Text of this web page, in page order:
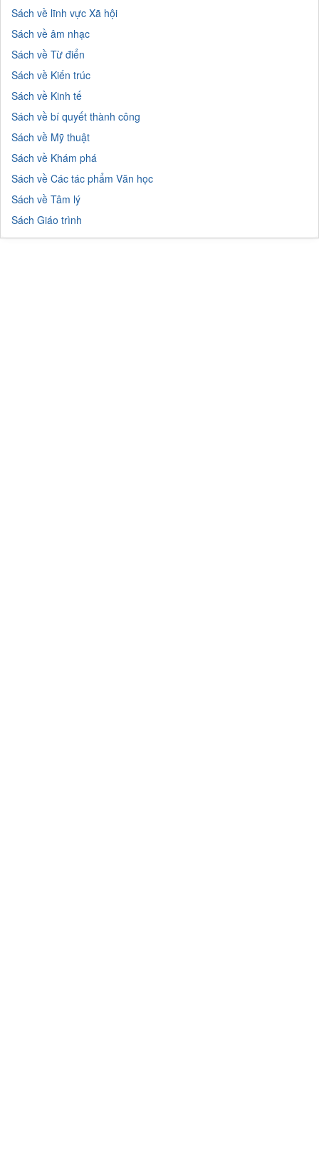
Sách về lĩnh vực Xã hội
Sách về âm nhạc
Sách về Từ điển
Sách về Kiến trúc
Sách về Kinh tế
Sách về bí quyết thành công
Sách về Mỹ thuật
Sách về Khám phá
Sách về Các tác phẩm Văn học
Sách về Tâm lý
Sách Giáo trình